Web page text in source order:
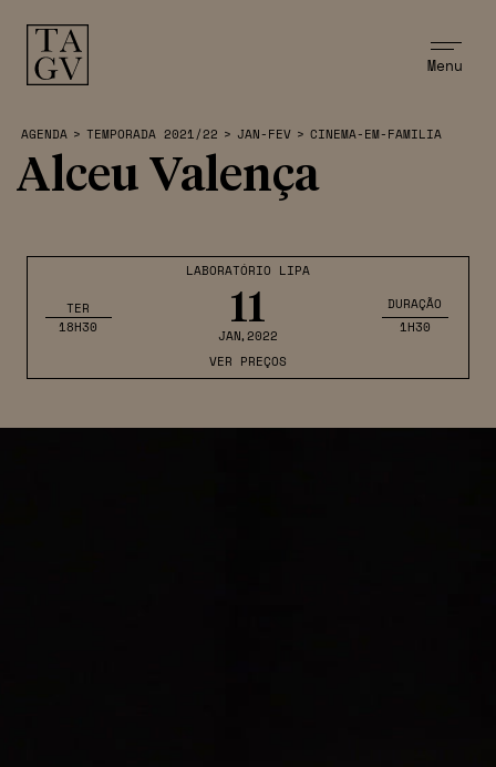
Menu
LABORATÓRIO LIPA
11
JAN,2022
TER
18H30
DURAÇÃO
1H30
VER PREÇOS
AGENDA > TEMPORADA 2021/22 > JAN-FEV > CINEMA-EM-FAMILIA
Alceu Valença